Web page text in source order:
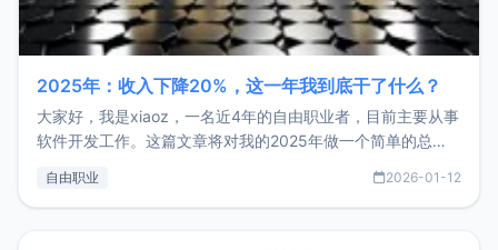
2025年：收入下降20%，这一年我到底干了什么？
大家好，我是xiaoz，一名近4年的自由职业者，目前主要从事
软件开发工作。这篇文章将对我的2025年做一个简单的总
收入下降20%，但却过得很充实，2026年不求突破，但求保
自由职业 2026-01-12